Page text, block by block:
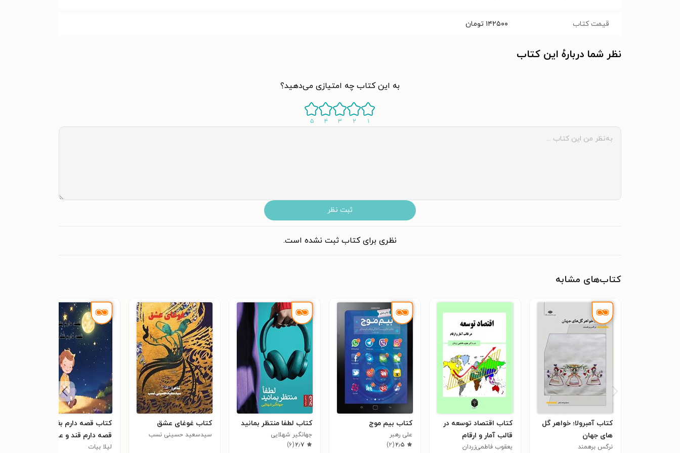
قیمت کتاب ۱۴۲۵۰۰ تومان
نظر شما دربارهٔ این کتاب
به این کتاب چه امتیازی می‌دهید؟
۱ ۲ ۳ ۴ ۵
ثبت نظر
نظری برای کتاب ثبت نشده است.
کتاب‌های مشابه
کتاب آمبرولا؛ خواهر گل
های جهان
نرگس برهمند
کتاب اقتصاد توسعه در
قالب آمار و ارقام
یعقوب فاطمی‌زردان
کتاب بیم موج
علی رهبر
۲٫۵(۲)
کتاب لطفا منتظر بمانید
جهانگیر شهلایی
۲٫۷(۶)
کتاب غوغای عشق
سیدسعید حسینی نسب
کتاب قصه دارم بغل بغل
قصه دارم قند و عسل
لیلا بیات